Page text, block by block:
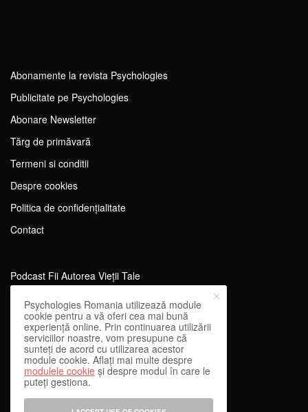
Abonamente la revista Psychologies
Publicitate pe Psychologies
Abonare Newsletter
Tărg de primăvară
Termeni si conditii
Despre cookies
Politica de confidențialitate
Contact
Podcast Fii Autorea Vieții Tale
Evenimente Fii Autoarea Vieții Tale!
SportEdu
Antrenament Mental pentru Sportivi
Learning Network
WEnough
Reward & Engage
Psychologies Romania utilizează module
cookie pentru a vă oferi cea mai bună
experiență online. Prin continuarea utilizării
serviciilor noastre, vom presupune că
sunteți de acord cu utilizarea acestor
module cookie. Aflați mai multe despre
modulele cookie și despre modul în care le
puteți gestiona.